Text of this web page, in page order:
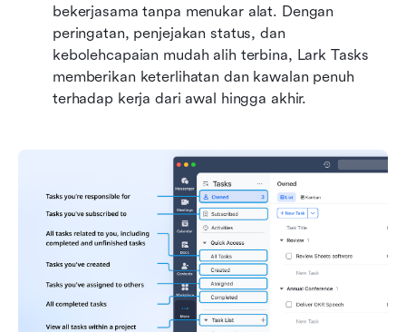
bekerjasama tanpa menukar alat. Dengan
peringatan, penjejakan status, dan
kebolehcapaian mudah alih terbina, Lark Tasks
memberikan keterlihatan dan kawalan penuh
terhadap kerja dari awal hingga akhir.